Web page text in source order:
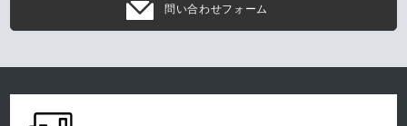
問い合わせフォーム